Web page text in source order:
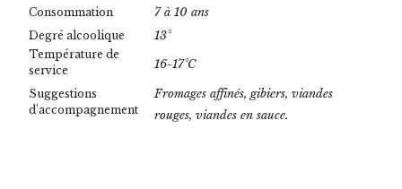
Consommation 7 à 10 ans
Degré alcoolique 13°
Température de
service
16-17°C
Suggestions
d’accompagnement
Fromages affinés, gibiers, viandes
rouges, viandes en sauce.